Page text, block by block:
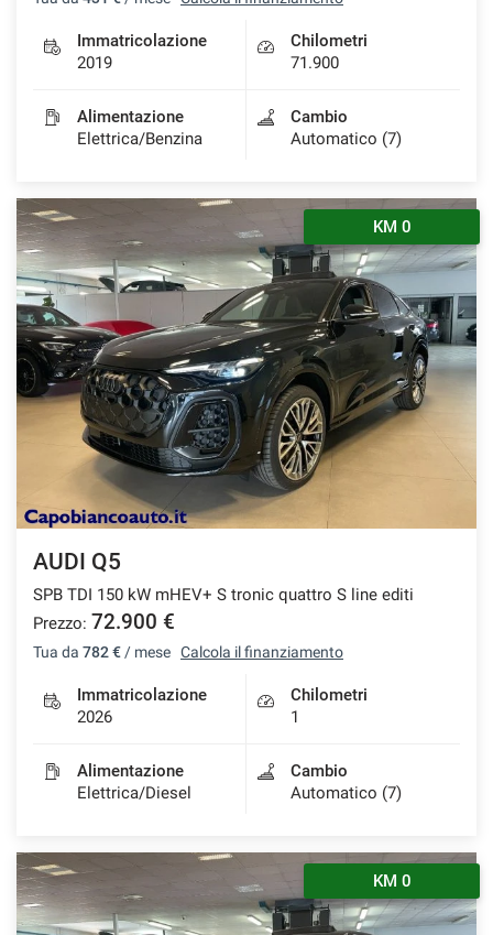
Immatricolazione
2019
Chilometri
71.900
Alimentazione
Elettrica/Benzina
Cambio
Automatico (7)
KM 0
AUDI Q5
SPB TDI 150 kW mHEV+ S tronic quattro S line editi
Prezzo: 72.900 €
Tua da 782 € / mese Calcola il finanziamento
Immatricolazione
2026
Chilometri
1
Alimentazione
Elettrica/Diesel
Cambio
Automatico (7)
KM 0